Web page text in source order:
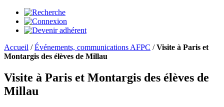
Accueil /Événements, communications AFPC /Visite à Paris et
Montargis des élèves de Millau
Visite à Paris et Montargis des élèves de
Millau